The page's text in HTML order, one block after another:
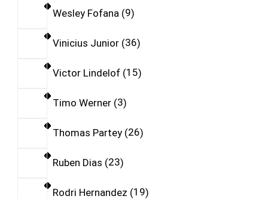
Wesley Fofana 9
Vinicius Junior 36
Victor Lindelof 15
Timo Werner 3
Thomas Partey 26
Ruben Dias 23
Rodri Hernandez 19